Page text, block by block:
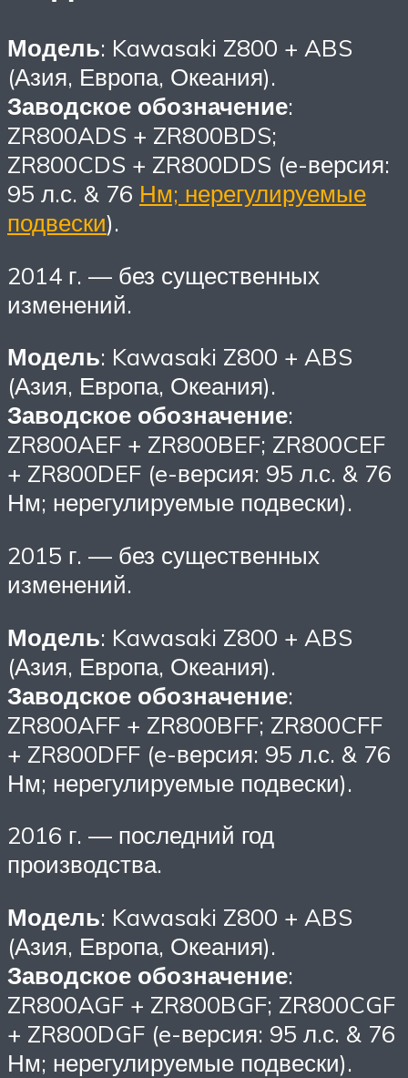
Модель: Kawasaki Z800 + ABS
(Азия, Европа, Океания).
Заводское обозначение:
ZR800ADS + ZR800BDS;
ZR800CDS + ZR800DDS (e-версия:
95 л.с. & 76 Нм; нерегулируемые
подвески).
2014 г. — без существенных
изменений.
Модель: Kawasaki Z800 + ABS
(Азия, Европа, Океания).
Заводское обозначение:
ZR800AEF + ZR800BEF; ZR800CEF
+ ZR800DEF (e-версия: 95 л.с. & 76
Нм; нерегулируемые подвески).
2015 г. — без существенных
изменений.
Модель: Kawasaki Z800 + ABS
(Азия, Европа, Океания).
Заводское обозначение:
ZR800AFF + ZR800BFF; ZR800CFF
+ ZR800DFF (e-версия: 95 л.с. & 76
Нм; нерегулируемые подвески).
2016 г. — последний год
производства.
Модель: Kawasaki Z800 + ABS
(Азия, Европа, Океания).
Заводское обозначение:
ZR800AGF + ZR800BGF; ZR800CGF
+ ZR800DGF (e-версия: 95 л.с. & 76
Нм; нерегулируемые подвески).